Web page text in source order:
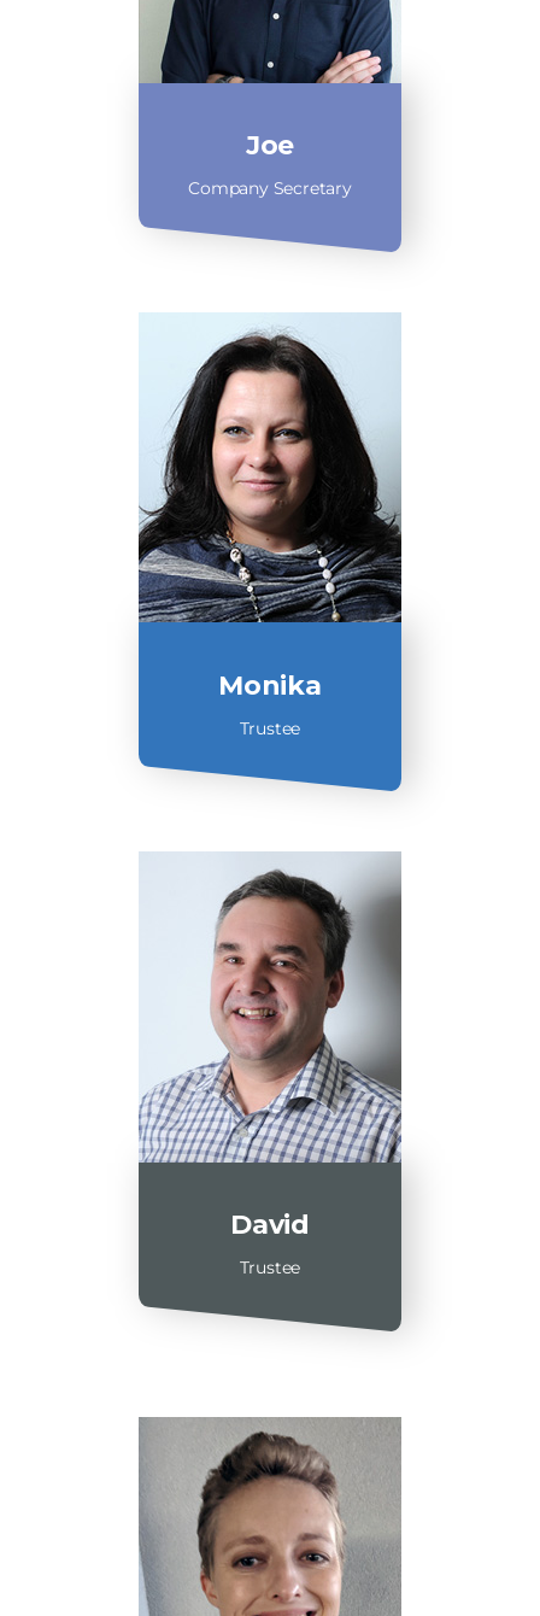
Joe
Company Secretary
Monika
Trustee
David
Trustee